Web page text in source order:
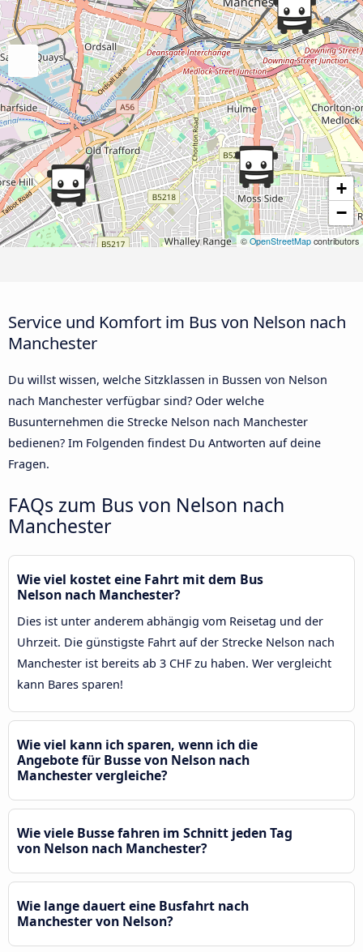
+
−
© OpenStreetMap contributors
Service und Komfort im Bus von Nelson nach
Manchester
Du willst wissen, welche Sitzklassen in Bussen von Nelson
nach Manchester verfügbar sind? Oder welche
Busunternehmen die Strecke Nelson nach Manchester
bedienen? Im Folgenden findest Du Antworten auf deine
Fragen.
FAQs zum Bus von Nelson nach
Manchester
Wie viel kostet eine Fahrt mit dem Bus
Nelson nach Manchester?
Dies ist unter anderem abhängig vom Reisetag und der
Uhrzeit. Die günstigste Fahrt auf der Strecke Nelson nach
Manchester ist bereits ab 3 CHF zu haben. Wer vergleicht
kann Bares sparen!
Wie viel kann ich sparen, wenn ich die
Angebote für Busse von Nelson nach
Manchester vergleiche?
Wie viele Busse fahren im Schnitt jeden Tag
von Nelson nach Manchester?
Wie lange dauert eine Busfahrt nach
Manchester von Nelson?